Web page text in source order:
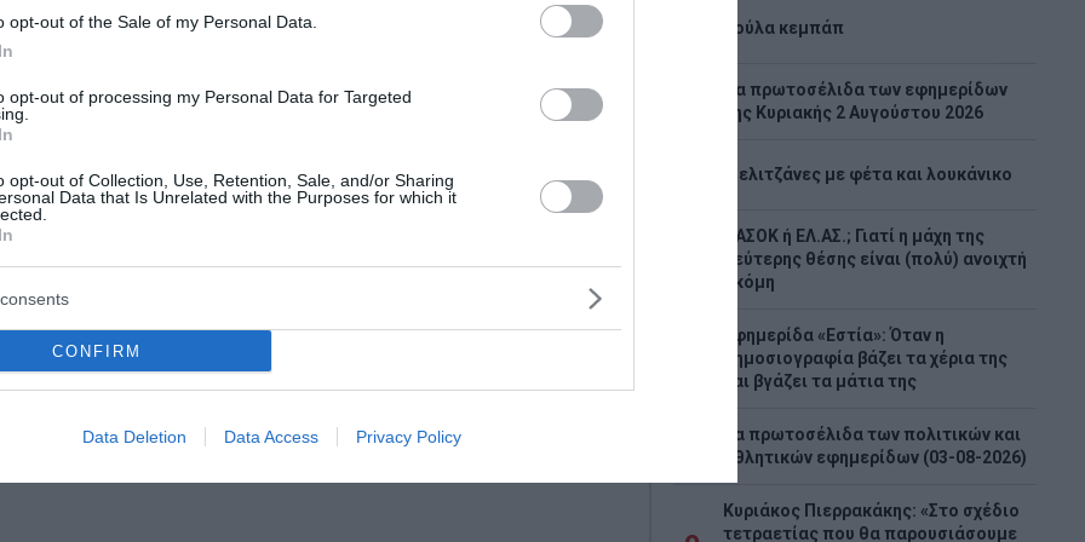
opt-out of the Sale of my Personal Data.
opt-out of processing my Personal Data for Targeted
opt-out of Collection, Use, Retention, Sale, and/or Sharing
Data that Is Unrelated with the Purposes for which it
CONFIRM
Data Deletion Data Access Privacy Policy
Ποιοι γιορτάζουν
7 Αυγούστου,
Αστερινή Νικάνωρ,
2026
διακομίστηκε ναυτικός που
τραυματίστηκε κατά τη
κατά τη διαδικασία πρόσδεσης
φορτηγού οχη...
Λούλα κεμπάπ
Tα πρωτοσέλιδα των εφημερίδων
της Κυριακής 2 Αυγούστου 2026
Μελιτζάνες με φέτα και λουκάνικο
ΠΑΣΟΚ ή ΕΛ.ΑΣ.; Γιατί η μάχη της
δεύτερης θέσης είναι (πολύ) ανοιχτή
ακόμη
Εφημερίδα «Εστία»: Όταν η
δημοσιογραφία βάζει τα χέρια της
και βγάζει τα μάτια της
Τα πρωτοσέλιδα των πολιτικών και
αθλητικών εφημερίδων (03-08-2026)
Κυριάκος Πιερρακάκης: «Στο σχέδιο
τετραετίας που θα παρουσιάσουμε